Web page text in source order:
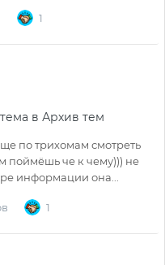
1
тема в Архив тем
по трихомам смотреть
поймёшь че к чему))) не
информации она...
1